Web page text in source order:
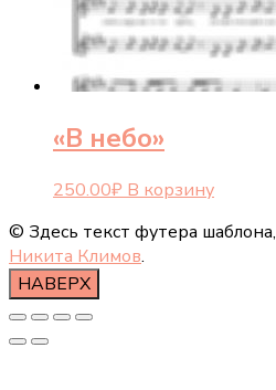
«В небо»
250.00₽ В корзину
© Здесь текст футера шаблона,
Никита Климов.
НАВЕРХ